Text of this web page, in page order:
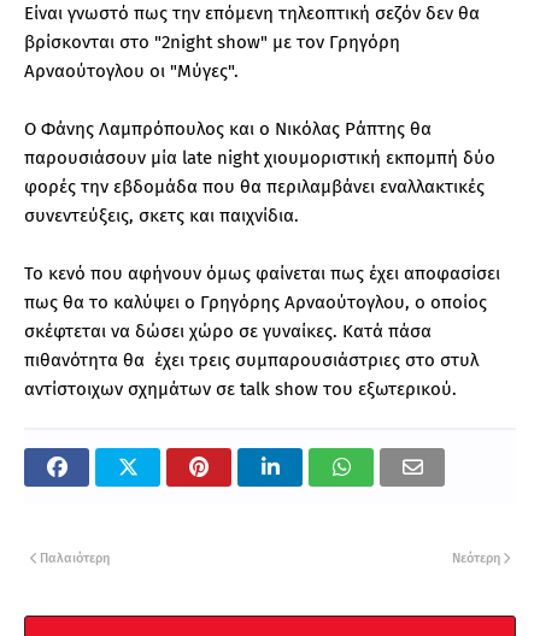
Είναι γνωστό πως την επόμενη τηλεοπτική σεζόν δεν θα
βρίσκονται στο "2night show" με τον Γρηγόρη
Αρναούτογλου οι "Μύγες".
Ο Φάνης Λαμπρόπουλος και ο Νικόλας Ράπτης θα
παρουσιάσουν μία late night χιουμοριστική εκπομπή δύο
φορές την εβδομάδα που θα περιλαμβάνει εναλλακτικές
συνεντεύξεις, σκετς και παιχνίδια.
Το κενό που αφήνουν όμως φαίνεται πως έχει αποφασίσει
πως θα το καλύψει ο Γρηγόρης Αρναούτογλου, ο οποίος
σκέφτεται να δώσει χώρο σε γυναίκες. Κατά πάσα
πιθανότητα θα έχει τρεις συμπαρουσιάστριες στο στυλ
αντίστοιχων σχημάτων σε talk show του εξωτερικού.
Νεότερη
Παλαιότερη